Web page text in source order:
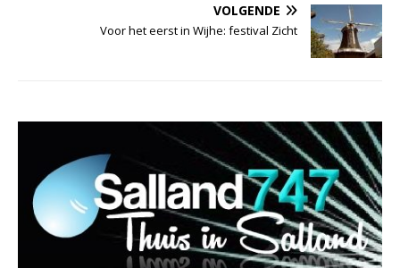
VOLGENDE
Voor het eerst in Wijhe: festival Zicht